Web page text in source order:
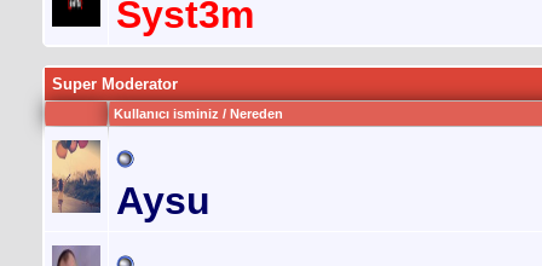
Syst3m
Super Moderator
Kullanıcı isminiz / Nereden
Aysu